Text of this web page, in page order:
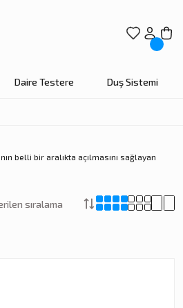
Daire Testere Duş Sistemi
belli bir aralıkta açılmasını sağlayan